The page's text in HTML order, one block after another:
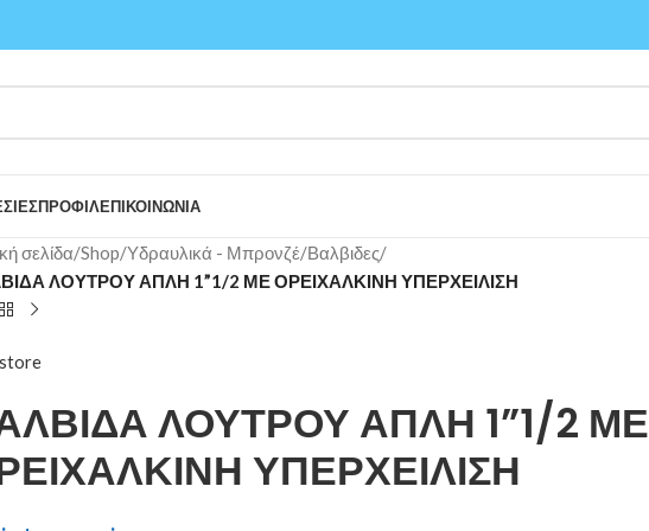
ΠΡΟΦΙΛΕΠΙΚΟΙΝΩΝΙΑ
σελίδα/Shop/Υδραυλικά - Μπρονζέ/Βαλβιδες/
ΛΟΥΤΡΟΥ ΑΠΛΗ 1”1/2 ΜΕ ΟΡΕΙΧΑΛΚΙΝΗ ΥΠΕΡΧΕΙΛΙΣΗ
ΛΟΥΤΡΟΥ ΑΠΛΗ 1”1/2 ΜΕ
ΥΠΕΡΧΕΙΛΙΣΗ